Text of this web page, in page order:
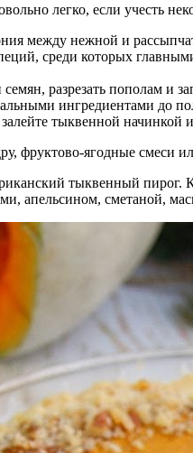
легко, если учесть
между нежной и
среди которых
разрезать пополам и
ингредиентами до
тыквенной
фруктово-ягодные смеси